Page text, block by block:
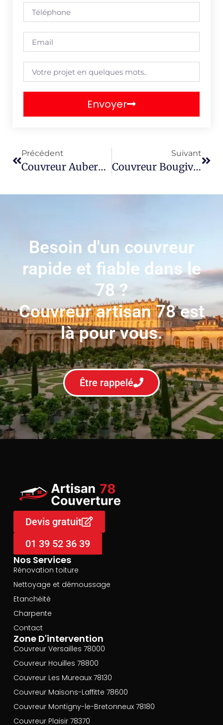
Envoyer
Précédent
Couvreur Aubergenville 78410
Suivant
Couvreur Bougival 78380
Besoin d'un couvreur
rapide et fiable dans le
78 ?
Couvreur artisan 78 est
là pour vous.
Être rappelé
Zone D'intervention
Couvreur Versailles 78000
Couvreur Houilles 78800
Couvreur Les Mureaux 78130
Couvreur Maisons-Laffitte 78600
Couvreur Montigny-le-Bretonneux 78180
Couvreur Plaisir 78370
Nos Services
Rénovation toiture
Nettoyage et démoussage
Etanchéité
Charpente
Contact
Devis gratuit
01 39 52 36 39